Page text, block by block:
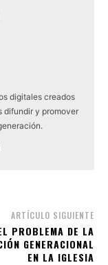
digitales creados
difundir y promover
ARTÍCULO SIGUIENTE
PROBLEMA DE LA
GENERACIONAL
EN LA IGLESIA